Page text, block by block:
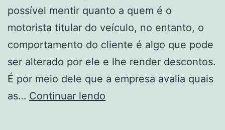
possível mentir quanto a quem é o
motorista titular do veículo, no entanto, o
comportamento do cliente é algo que pode
ser alterado por ele e lhe render descontos.
É por meio dele que a empresa avalia quais
as… Continuar lendo